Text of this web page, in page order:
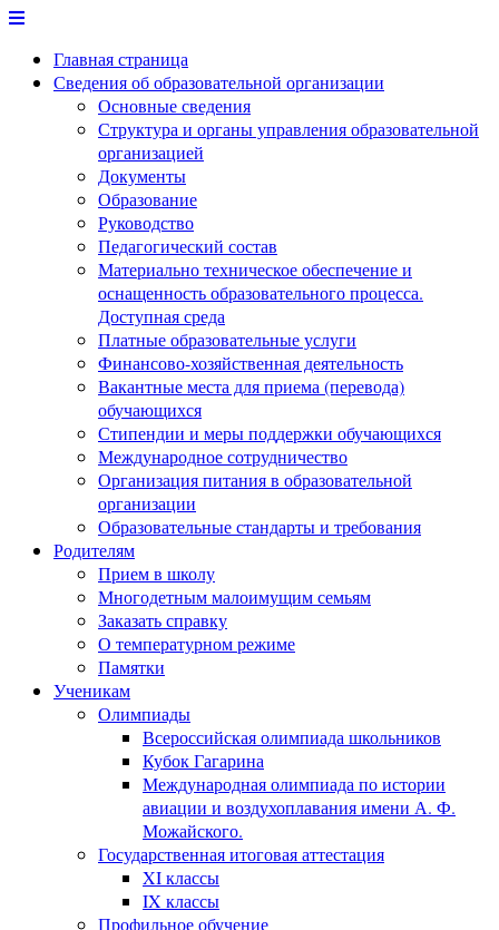
Перейти
содержимому
Главная страница
Сведения об образовательной организации
Основные сведения
Структура и органы управления образовательной
организацией
Документы
Образование
Руководство
Педагогический состав
Материально техническое обеспечение и
оснащенность образовательного процесса.
Доступная среда
Платные образовательные услуги
Финансово-хозяйственная деятельность
Вакантные места для приема (перевода)
обучающихся
Стипендии и меры поддержки обучающихся
Международное сотрудничество
Организация питания в образовательной
организации
Образовательные стандарты и требования
Родителям
Прием в школу
Многодетным малоимущим семьям
Заказать справку
О температурном режиме
Памятки
Ученикам
Олимпиады
Всероссийская олимпиада школьников
Кубок Гагарина
Международная олимпиада по истории
авиации и воздухоплавания имени А. Ф.
Можайского.
Государственная итоговая аттестация
XI классы
IX классы
Профильное обучение